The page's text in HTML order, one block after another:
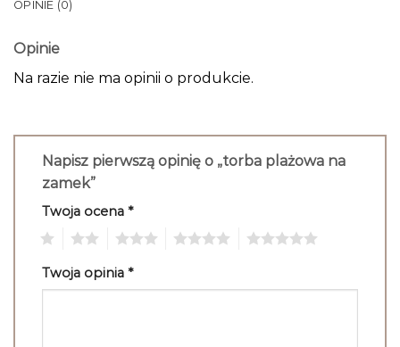
OPINIE (0)
Opinie
Na razie nie ma opinii o produkcie.
Napisz pierwszą opinię o „torba plażowa na
zamek”
Twoja ocena *
Twoja opinia *